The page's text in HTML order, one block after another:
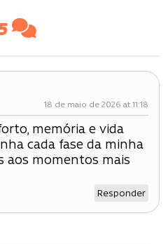
18 de maio de 2026 at 11:18
memória e vida
cada fase da minha
aos momentos mais
Responder